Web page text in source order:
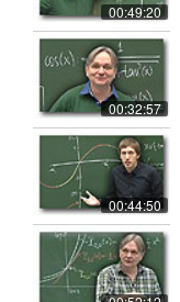
00:49:20
00:32:57
00:44:50